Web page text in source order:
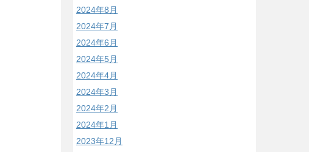
2024年8月
2024年7月
2024年6月
2024年5月
2024年4月
2024年3月
2024年2月
2024年1月
2023年12月